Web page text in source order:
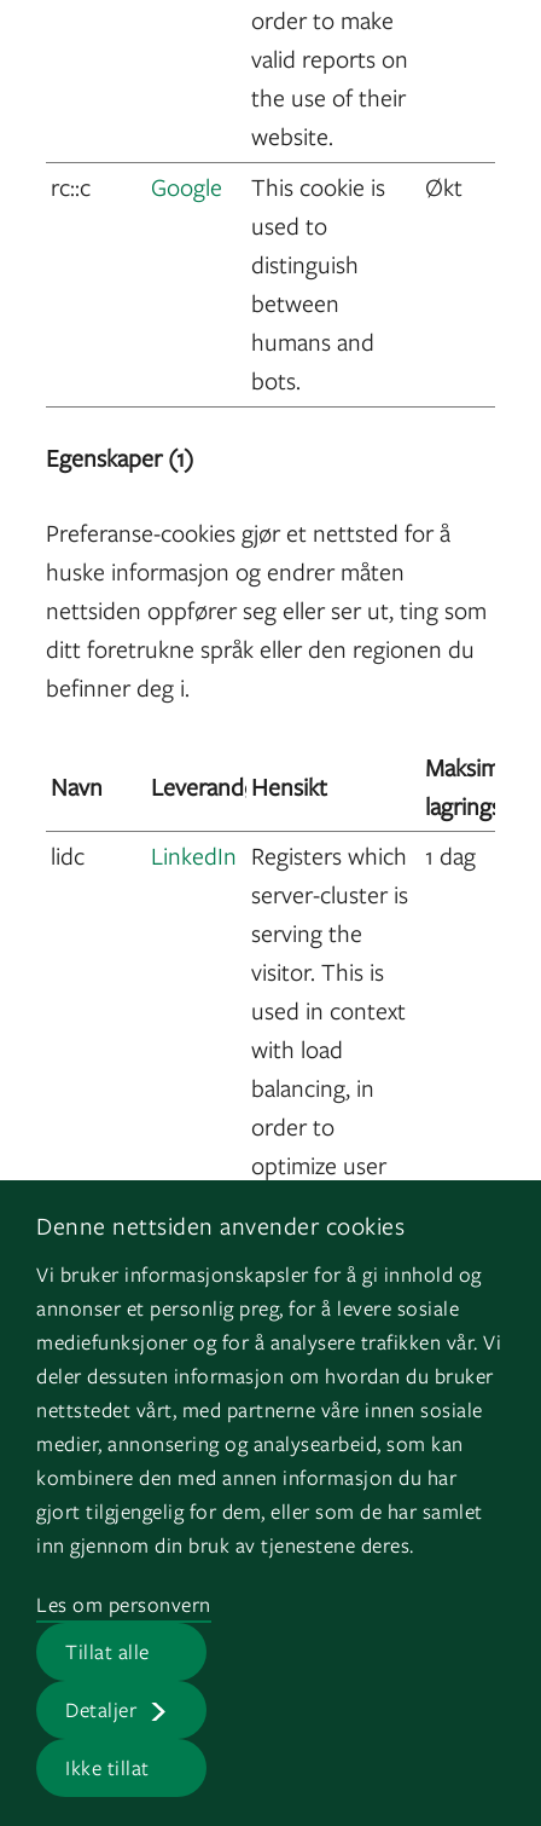
Denne nettsiden anvender cookies
Vi bruker informasjonskapsler for å gi innhold og
annonser et personlig preg, for å levere sosiale
mediefunksjoner og for å analysere trafikken vår. Vi
deler dessuten informasjon om hvordan du bruker
nettstedet vårt, med partnerne våre innen sosiale
medier, annonsering og analysearbeid, som kan
kombinere den med annen informasjon du har
gjort tilgjengelig for dem, eller som de har samlet
inn gjennom din bruk av tjenestene deres.
Tillat alle
Detaljer
Ikke tillat
Les om personvern
order to make
valid reports on
the use of their
website.
rc::c Google
This cookie is
used to
distinguish
between
humans and
bots.
Økt
Egenskaper (1)
Preferanse-cookies gjør et nettsted for å
huske informasjon og endrer måten
nettsiden oppfører seg eller ser ut, ting som
ditt foretrukne språk eller den regionen du
befinner deg i.
Navn LeverandørHensikt
Maksimal
lidc
LinkedIn Registers which
server-cluster is
serving the
visitor. This is
used in context
with load
balancing, in
order to
optimize user
1 dag
Statistikk (6)
Statistikk-cookies hjelper eiere til å forstå
hvordan besøkende kommuniserer med
nettsteder ved å samle inn og rapportere
informasjon anonymt.
_ga
Google